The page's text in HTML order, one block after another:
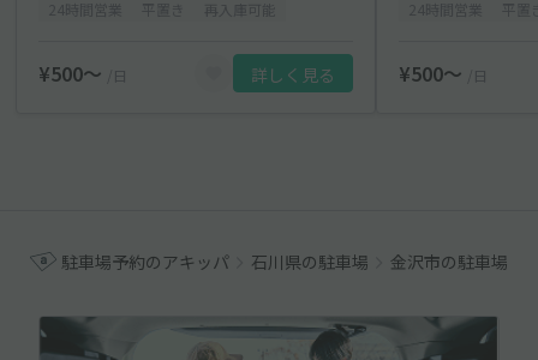
¥500〜 /日 詳しく見る ¥500〜 /日
駐車場予約のアキッパ 石川県の駐車場 金沢市の駐車場